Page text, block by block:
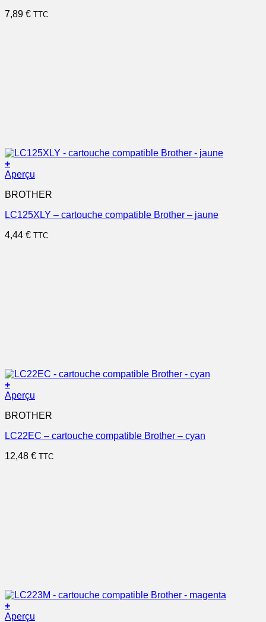
7,89 € TTC
+
Aperçu
BROTHER
LC125XLY – cartouche compatible Brother – jaune
4,44 € TTC
+
Aperçu
BROTHER
LC22EC – cartouche compatible Brother – cyan
12,48 € TTC
+
Aperçu